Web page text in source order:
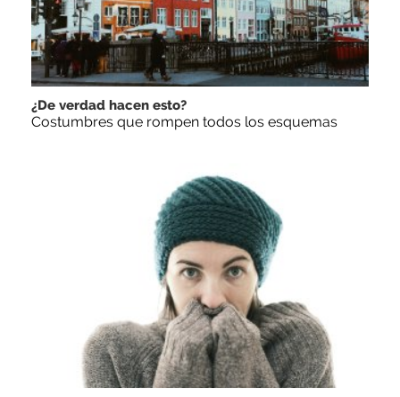
¿De verdad hacen esto?
Costumbres que rompen todos los esquemas